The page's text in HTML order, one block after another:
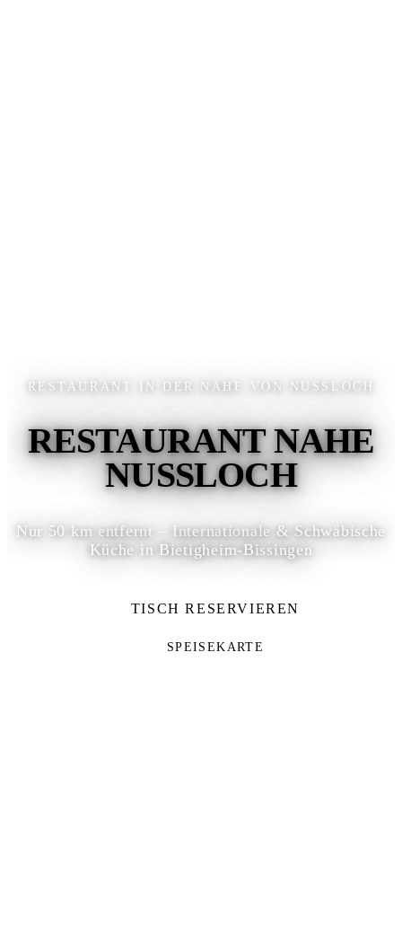
RESTAURANT IN DER NÄHE VON NUSSLOCH
RESTAURANT NAHE
NUSSLOCH
Nur 50 km entfernt – Internationale & Schwäbische
Küche in Bietigheim-Bissingen
TISCH RESERVIEREN
SPEISEKARTE